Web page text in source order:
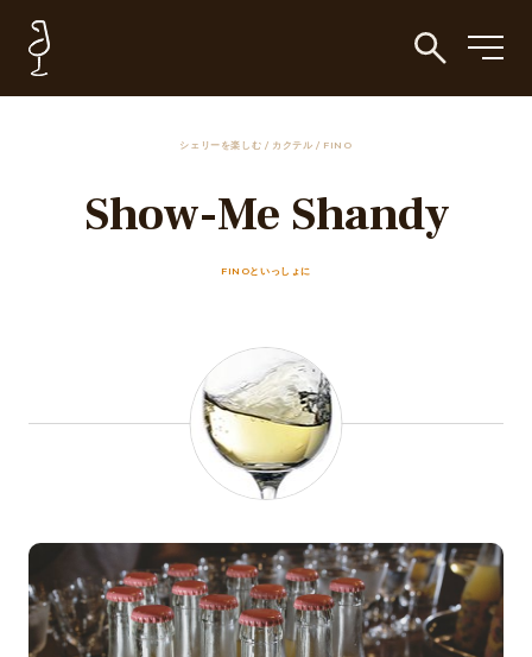
シェリーを楽しむ / カクテル / FINO
Show-Me Shandy
FINOといっしょに